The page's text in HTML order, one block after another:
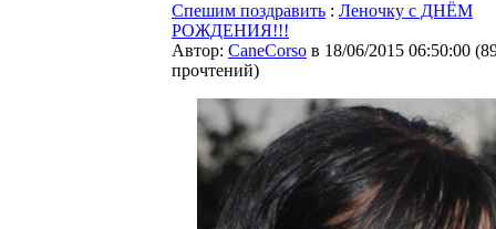
Спешим поздравить : Леночку с ДНЁМ
РОЖДЕНИЯ!!!
Автор: CaneCorso в 18/06/2015 06:50:00 (
прочтений)